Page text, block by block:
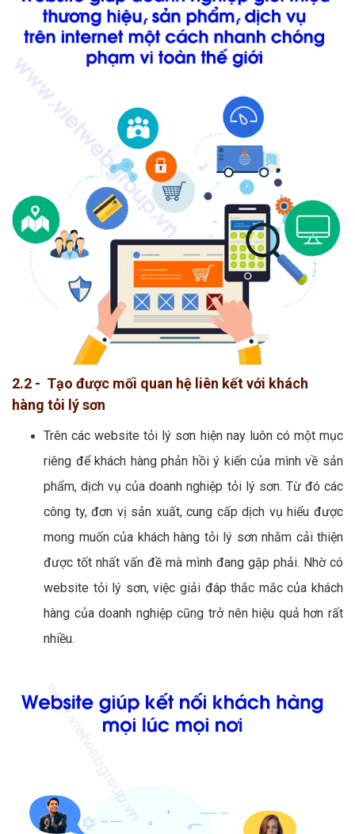
2.2 - Tạo được mối quan hệ liên kết với khách
hàng tỏi lý sơn
Trên các website tỏi lý sơn hiện nay luôn có một mục
riêng để khách hàng phản hồi ý kiến của mình về sản
phẩm, dịch vụ của doanh nghiệp tỏi lý sơn. Từ đó các
công ty, đơn vị sản xuất, cung cấp dịch vụ hiểu được
mong muốn của khách hàng tỏi lý sơn nhằm cải thiện
được tốt nhất vấn đề mà mình đang gặp phải. Nhờ có
website tỏi lý sơn, việc giải đáp thắc mắc của khách
hàng của doanh nghiệp cũng trở nên hiệu quả hơn rất
nhiều.